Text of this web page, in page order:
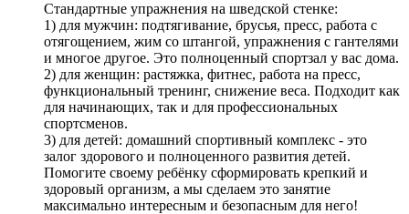
Стандартные упражнения на шведской стенке:
1) для мужчин: подтягивание, брусья, пресс, работа с
отягощением, жим со штангой, упражнения с гантелями
и многое другое. Это полноценный спортзал у вас дома.
2) для женщин: растяжка, фитнес, работа на пресс,
функциональный тренинг, снижение веса. Подходит как
для начинающих, так и для профессиональных
спортсменов.
3) для детей: домашний спортивный комплекс - это
залог здорового и полноценного развития детей.
Помогите своему ребёнку сформировать крепкий и
здоровый организм, а мы сделаем это занятие
максимально интересным и безопасным для него!